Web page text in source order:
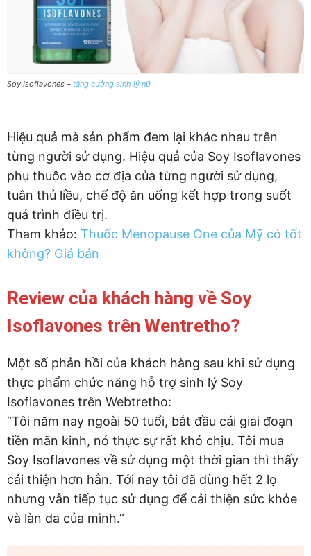
Soy Isoflavones – tăng cường sinh lý nữ
Hiệu quả mà sản phẩm đem lại khác nhau trên
từng người sử dụng. Hiệu quả của Soy Isoflavones
phụ thuộc vào cơ địa của từng người sử dụng,
tuân thủ liều, chế độ ăn uống kết hợp trong suốt
quá trình điều trị.
Tham khảo: Thuốc Menopause One của Mỹ có tốt
không? Giá bán
Review của khách hàng về Soy
Isoflavones trên Wentretho?
Một số phản hồi của khách hàng sau khi sử dụng
thực phẩm chức năng hỗ trợ sinh lý Soy
Isoflavones trên Webtretho:
“Tôi năm nay ngoài 50 tuổi, bắt đầu cái giai đoạn
tiền mãn kinh, nó thực sự rất khó chịu. Tôi mua
Soy Isoflavones về sử dụng một thời gian thì thấy
cải thiện hơn hẳn. Tới nay tôi đã dùng hết 2 lọ
nhưng vẫn tiếp tục sử dụng để cải thiện sức khỏe
và làn da của mình.”